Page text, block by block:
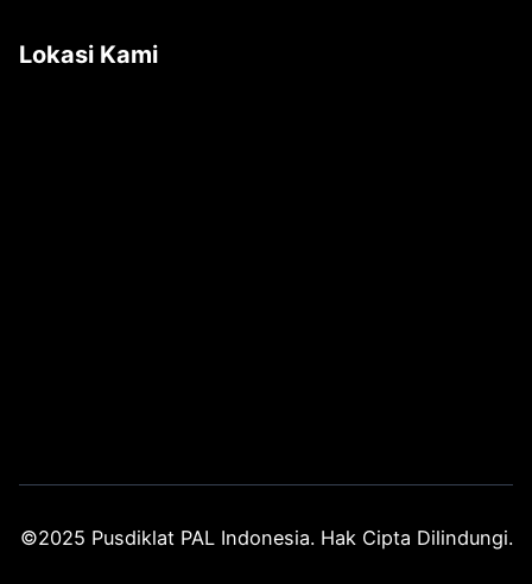
Lokasi Kami
©2025 Pusdiklat PAL Indonesia. Hak Cipta Dilindungi.